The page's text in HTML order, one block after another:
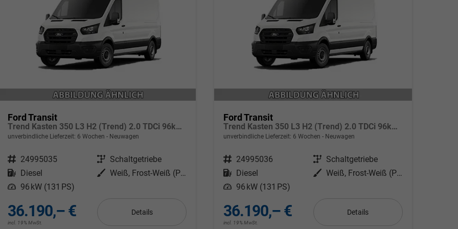
Ford Transit
Trend Kasten 350 L3 H2 (Trend) 2.0 TDCi 96kW (131 PS) 6-Gang Schaltgetriebe
unverbindliche Lieferzeit: 6 Wochen Neuwagen
Fahrzeugnr. 24995035 Getriebe Schaltgetriebe
Kraftstoff Diesel Außenfarbe
Weiß, Frost-Weiß (PN3GZ0)
Leistung 96 kW (131 PS)
36.190,– €
incl. 19% MwSt.
Details
Ford Transit
Trend Kasten 350 L3 H2 (Trend) 2.0 TDCi 96kW (131 PS) 6-Gang Schaltgetriebe
unverbindliche Lieferzeit: 6 Wochen Neuwagen
Fahrzeugnr. 24995036 Getriebe Schaltgetriebe
Kraftstoff Diesel Außenfarbe
Weiß, Frost-Weiß (PN3GZ0)
Leistung 96 kW (131 PS)
36.190,– €
incl. 19% MwSt.
Details